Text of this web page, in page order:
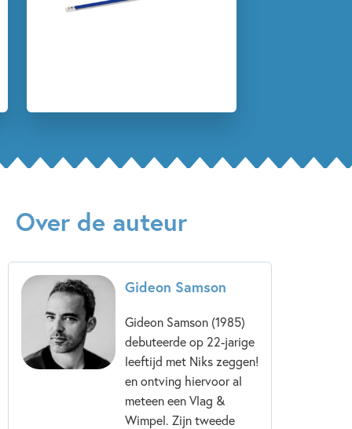
Meesterlijk jeugdboek’ - NRC Handelsblad
adembenemende compositie’ - Juryrapport Zilveren Griffel
'MetZwarte zwaantoont Gideon Samson zich opnieuw een
van de beste schrijvers van zijn generatie.' - Joukje Akveld
Lezen
Over de auteur
Gideon Samson
Gideon Samson (1985)
debuteerde op 22-jarige
leeftijd met Niks zeggen!
en ontving hiervoor al
meteen een Vlag &
Wimpel. Zijn tweede